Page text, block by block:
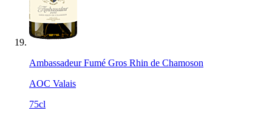
Ambassadeur Fumé Gros Rhin de Chamoson
AOC Valais
75cl